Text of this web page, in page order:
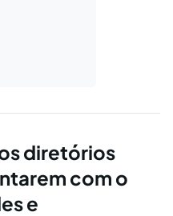
diretórios
com o
e